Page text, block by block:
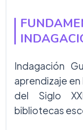
Indagación
aprendizaje
del Siglo
bibliotecas